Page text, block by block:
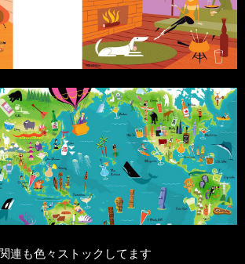
連も色々ストックしてます